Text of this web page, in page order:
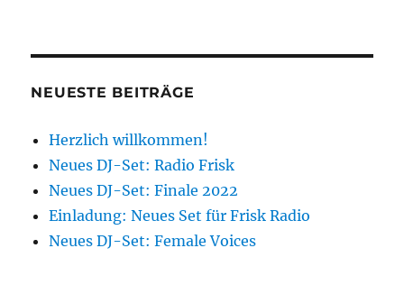
NEUESTE BEITRÄGE
Herzlich willkommen!
Neues DJ-Set: Radio Frisk
Neues DJ-Set: Finale 2022
Einladung: Neues Set für Frisk Radio
Neues DJ-Set: Female Voices